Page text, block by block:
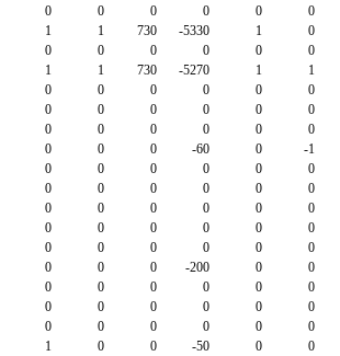
0 0 0 0 0 0
1 1 730 -5330 1 0
0 0 0 0 0 0
1 1 730 -5270 1 1
0 0 0 0 0 0
0 0 0 0 0 0
0 0 0 0 0 0
0 0 0 -60 0 -1
0 0 0 0 0 0
0 0 0 0 0 0
0 0 0 0 0 0
0 0 0 0 0 0
0 0 0 0 0 0
0 0 0 -200 0 0
0 0 0 0 0 0
0 0 0 0 0 0
0 0 0 0 0 0
1 0 0 -50 0 0